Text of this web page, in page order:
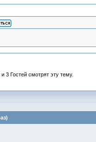
3 Гостей смотрят эту тему.